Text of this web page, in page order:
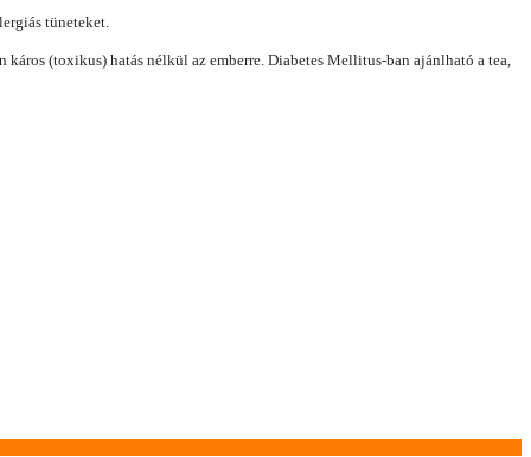
tüneteket.
(toxikus) hatás nélkül az emberre. Diabetes Mellitus-ban ajánlható a tea,